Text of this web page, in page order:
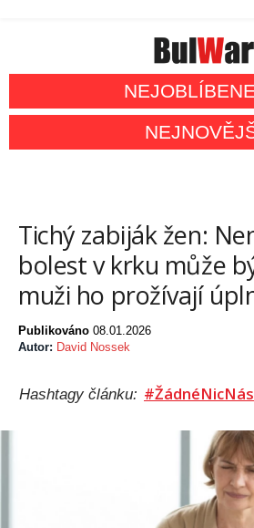
Tichý zabiják žen:
bolest v krku může
muži ho prožívají
Publikováno 08.01.2026
Autor: David Nossek
Hashtagy článku: